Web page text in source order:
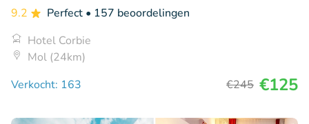
9.2 Perfect • 157 beoordelingen
Hotel Corbie
Mol (24km)
Verkocht: 163
€245 €125